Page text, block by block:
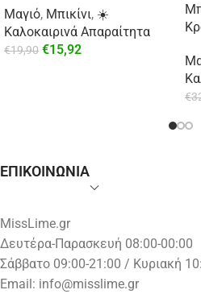
Μαγιό, Μπικίνι, ☀️
Καλοκαιρινά Απαραίτητα
€19,90 €15,92
€
ΕΠΙΚΟΙΝΩΝΙΑ
MissLime.gr
Δευτέρα-Παρασκευή 08:00-00:00
Σάββατο 09:00-21:00 / Κυριακή
Email: info@misslime.gr